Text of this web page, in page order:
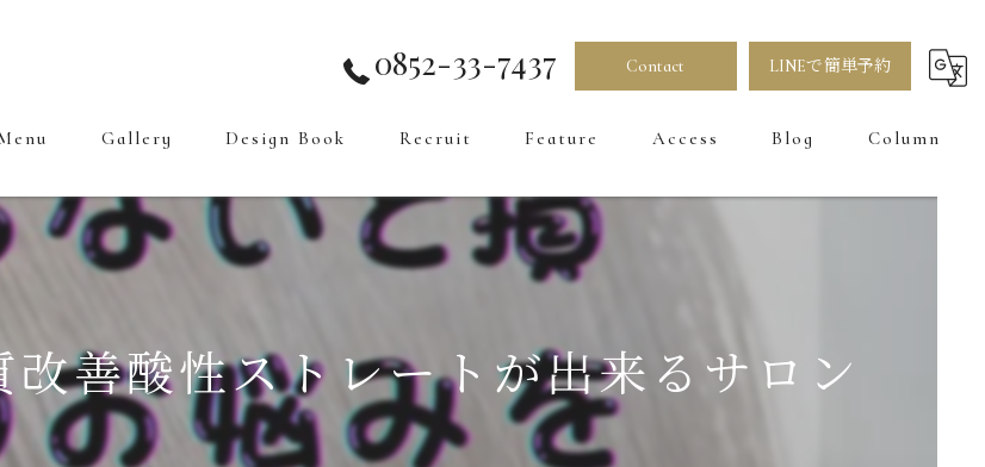
0852-33-7437 Contact LINEで簡単予約
Gallery Design Book Recruit Feature
髪質改善
カラー
トリートメント
白髪染め
Access Blog Column
善酸性ストレートが出来るサロン